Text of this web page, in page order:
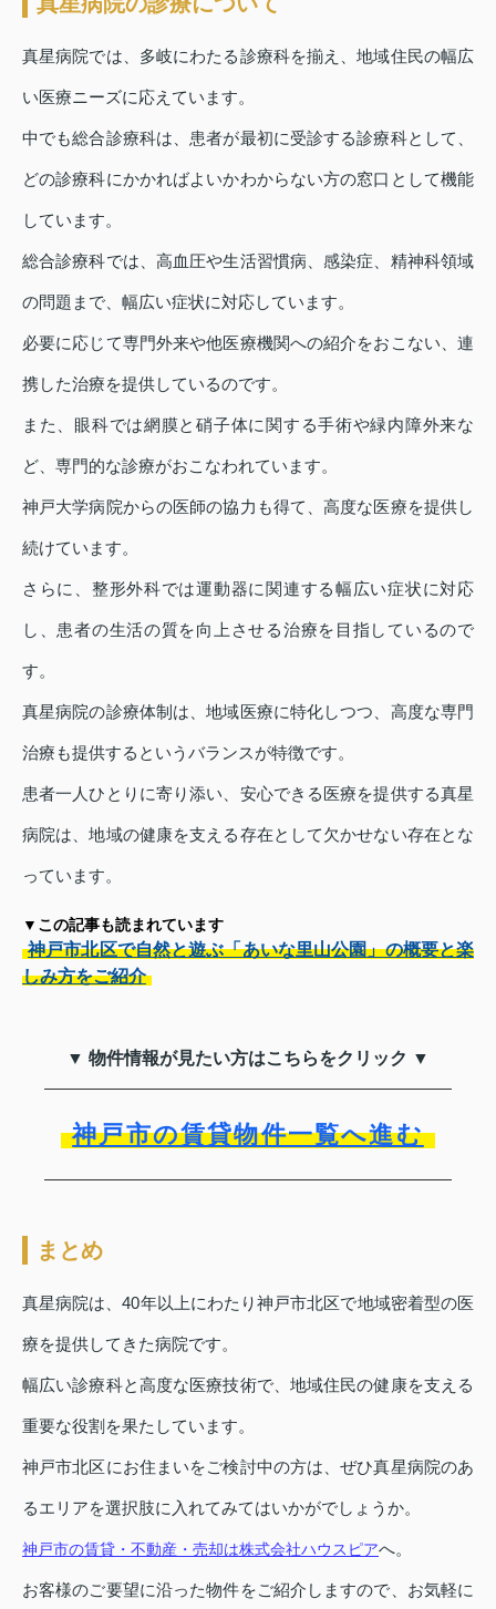
真星病院では、多岐にわたる診療科を揃え、地域住民の幅広
い医療ニーズに応えています。
中でも総合診療科は、患者が最初に受診する診療科として、
どの診療科にかかればよいかわからない方の窓口として機能
しています。
総合診療科では、高血圧や生活習慣病、感染症、精神科領域
の問題まで、幅広い症状に対応しています。
必要に応じて専門外来や他医療機関への紹介をおこない、連
携した治療を提供しているのです。
また、眼科では網膜と硝子体に関する手術や緑内障外来な
ど、専門的な診療がおこなわれています。
神戸大学病院からの医師の協力も得て、高度な医療を提供し
続けています。
さらに、整形外科では運動器に関連する幅広い症状に対応
し、患者の生活の質を向上させる治療を目指しているので
す。
真星病院の診療体制は、地域医療に特化しつつ、高度な専門
治療も提供するというバランスが特徴です。
患者一人ひとりに寄り添い、安心できる医療を提供する真星
病院は、地域の健康を支える存在として欠かせない存在とな
っています。
▼この記事も読まれています
神戸市北区で自然と遊ぶ「あいな里山公園」の概要と楽
しみ方をご紹介
▼ 物件情報が見たい方はこちらをクリック ▼
神戸市の賃貸物件一覧へ進む
まとめ
真星病院は、40年以上にわたり神戸市北区で地域密着型の医
療を提供してきた病院です。
幅広い診療科と高度な医療技術で、地域住民の健康を支える
重要な役割を果たしています。
神戸市北区にお住まいをご検討中の方は、ぜひ真星病院のあ
るエリアを選択肢に入れてみてはいかがでしょうか。
神戸市の賃貸・不動産・売却は株式会社ハウスピアへ。
お客様のご要望に沿った物件をご紹介しますので、お気軽に